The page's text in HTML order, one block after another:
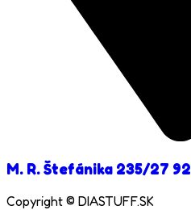
M. R. Štefánika 235/27
Copyright © DIASTUFF.SK